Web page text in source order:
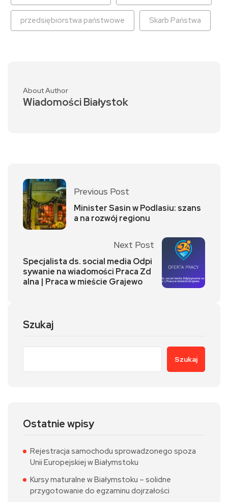
przedsiębiorstwa państwowe Skarb Państwa
About Author
Wiadomości Białystok
Previous Post
Minister Sasin w Podlasiu: szans
a na rozwój regionu
Next Post
Specjalista ds. social media Odpi
sywanie na wiadomości Praca Zd
alna | Praca w mieście Grajewo
Szukaj
Szukaj
Ostatnie wpisy
Rejestracja samochodu sprowadzonego spoza
Unii Europejskiej w Białymstoku
Kursy maturalne w Białymstoku – solidne
przygotowanie do egzaminu dojrzałości